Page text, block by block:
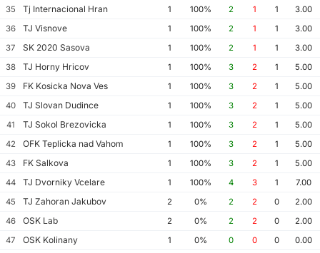
35
Tj Internacional Hran 1 100% 2 1 1
3.00
36
TJ Visnove 1 100% 2 1 1
3.00
37
SK 2020 Sasova 1 100% 2 1 1
3.00
38
TJ Horny Hricov 1 100% 3 2 1
5.00
39
FK Kosicka Nova Ves 1 100% 3 2 1
5.00
40
TJ Slovan Dudince 1 100% 3 2 1
5.00
41
TJ Sokol Brezovicka 1 100% 3 2 1
5.00
42
OFK Teplicka nad Vahom 1 100% 3 2 1
5.00
43
FK Salkova 1 100% 3 2 1
5.00
44
TJ Dvorniky Vcelare 1 100% 4 3 1
7.00
45
TJ Zahoran Jakubov 2 0% 2 2 0
2.00
46
OSK Lab 2 0% 2 2 0
2.00
47
OSK Kolinany 1 0% 0 0 0
0.00